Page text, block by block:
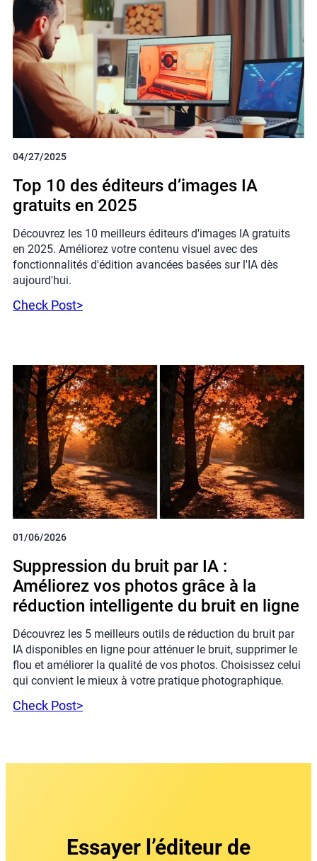
04/27/2025
Top 10 des éditeurs d’images IA
gratuits en 2025
Découvrez les 10 meilleurs éditeurs d'images IA gratuits
en 2025. Améliorez votre contenu visuel avec des
fonctionnalités d'édition avancées basées sur l'IA dès
aujourd'hui.
Check Post>
01/06/2026
Suppression du bruit par IA :
Améliorez vos photos grâce à la
réduction intelligente du bruit en ligne
Découvrez les 5 meilleurs outils de réduction du bruit par
IA disponibles en ligne pour atténuer le bruit, supprimer le
flou et améliorer la qualité de vos photos. Choisissez celui
qui convient le mieux à votre pratique photographique.
Check Post>
Essayer l’éditeur de